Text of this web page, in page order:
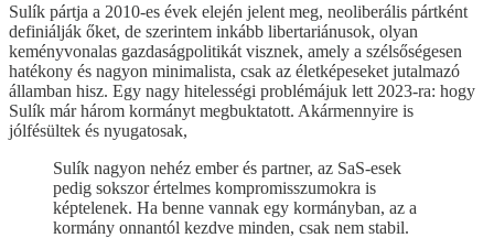
Sulík pártja a 2010-es évek elején jelent meg, neoliberális pártként
definiálják őket, de szerintem inkább libertariánusok, olyan
keményvonalas gazdaságpolitikát visznek, amely a szélsőségesen
hatékony és nagyon minimalista, csak az életképeseket jutalmazó
államban hisz. Egy nagy hitelességi problémájuk lett 2023-ra: hogy
Sulík már három kormányt megbuktatott. Akármennyire is
jólfésültek és nyugatosak,
Sulík nagyon nehéz ember és partner, az SaS-esek
pedig sokszor értelmes kompromisszumokra is
képtelenek. Ha benne vannak egy kormányban, az a
kormány onnantól kezdve minden, csak nem stabil.